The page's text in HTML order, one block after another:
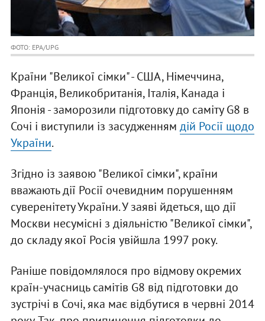
ФОТО: EPA/UPG
Країни "Великої сімки" - США, Німеччина,
Франція, Великобританія, Італія, Канада і
Японія - заморозили підготовку до саміту G8 в
Сочі і виступили із засудженням дій Росії щодо
України.
Згідно із заявою "Великої сімки", країни
вважають дії Росії очевидним порушенням
суверенітету України. У заяві йдеться, що дії
Москви несумісні з діяльністю "Великої сімки",
до складу якої Росія увійшла 1997 року.
Раніше повідомлялося про відмову окремих
країн-учасниць самітів G8 від підготовки до
зустрічі в Сочі, яка має відбутися в червні 2014